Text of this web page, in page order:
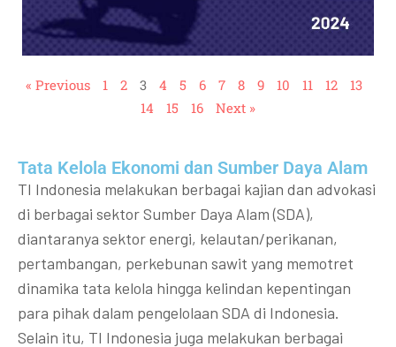
« Previous 1 2 3 4 5 6 7 8 9 10 11 12
13
14
15 16 Next »
Tata Kelola Ekonomi dan Sumber Daya Alam
TI Indonesia melakukan berbagai kajian dan advokasi
di berbagai sektor Sumber Daya Alam (SDA),
diantaranya sektor energi, kelautan/perikanan,
pertambangan, perkebunan sawit yang memotret
dinamika tata kelola hingga kelindan kepentingan
para pihak dalam pengelolaan SDA di Indonesia.
Selain itu, TI Indonesia juga melakukan berbagai